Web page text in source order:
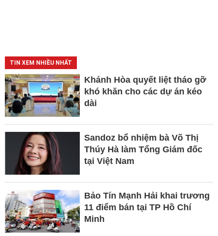
TIN XEM NHIỀU NHẤT
Khánh Hòa quyết liệt tháo gỡ
khó khăn cho các dự án kéo
dài
Sandoz bổ nhiệm bà Võ Thị
Thúy Hà làm Tổng Giám đốc
tại Việt Nam
Bảo Tín Mạnh Hải khai trương
11 điểm bán tại TP Hồ Chí
Minh